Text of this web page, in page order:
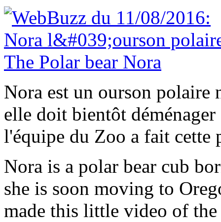
Nora est un ourson polaire
elle doit bientôt
l'équipe du Zoo a fait cette
Nora is a polar bear cub
she is soon moving to
made this little video of